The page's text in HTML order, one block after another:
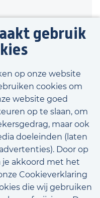
gebruik
op onze website
cookies om
website goed
op te slaan, om
maar ook
doeleinden (laten
Door op
je akkoord met het
Cookieverklaring
die wij gebruiken
vacatures